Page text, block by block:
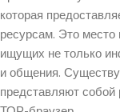
которая
ресурсам. Это место
ищущих не только
и общения.
представляют